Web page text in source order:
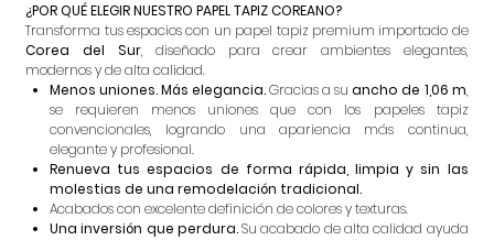
¿POR QUÉ ELEGIR NUESTRO PAPEL TAPIZ COREANO?
Transforma tus espacios con un papel tapiz premium importado de
Corea del Sur, diseñado para crear ambientes elegantes,
modernos y de alta calidad.
Menos uniones. Más elegancia.Gracias a suancho de 1,06 m,
se requieren menos uniones que con los papeles tapiz
convencionales, logrando una apariencia más continua,
elegante y profesional.
Renueva tus espacios de forma rápida, limpia y sin las
molestias de una remodelación tradicional.
Acabados con excelente definición de colores y texturas.
Una inversión que perdura.Su acabado de alta calidad ayuda